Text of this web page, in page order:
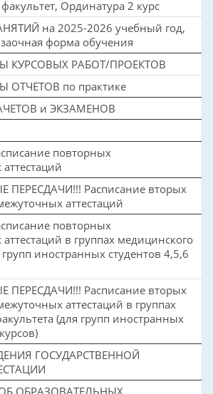
Ординатура 2 курс
на 2025-2026 учебный год,
форма обучения
КУРСОВЫХ РАБОТ/ПРОЕКТОВ
ОТЧЕТОВ по практике
и ЭКЗАМЕНОВ
повторных
Расписание вторых
аттестаций
повторных
в группах медицинского
групп иностранных студентов 4,5,6
Расписание вторых
аттестаций в группах
(для групп иностранных
ГОСУДАРСТВЕННОЙ
ОБРАЗОВАТЕЛЬНЫХ